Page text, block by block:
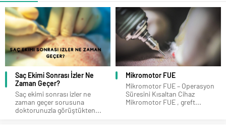
Mikromotor FUE
Mikromotor FUE – Operasyon
Süresini Kısaltan Cihaz
Mikromotor FUE , greft...
Ekilen Saçlar Ne Zaman Çıkar?
Ekilen Saçlar Tam Anlamı ile Ne
Zaman Çıkmaya Başlar? Saç...